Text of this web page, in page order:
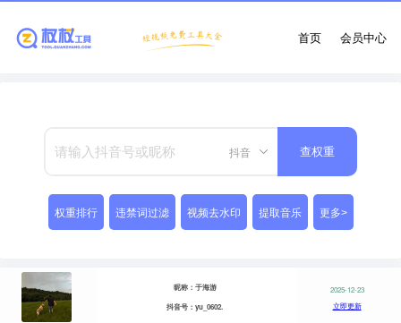
会员中心
首页
抖音 查权重
权重排行 违禁词过滤 视频去水印 提取音乐 更多>
昵称：于海游
抖音号：yu_0602.
2025-12-23
立即更新